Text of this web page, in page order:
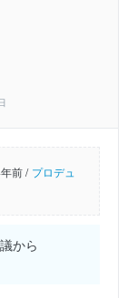
前 / プロデュ
から